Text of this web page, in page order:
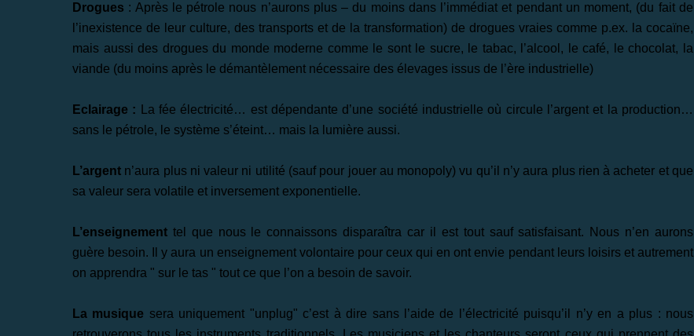
Drogues : Après le pétrole nous n’aurons plus – du moins dans l’immédiat et pendant un moment, (du fait de
l’inexistence de leur culture, des transports et de la transformation) de drogues vraies comme p.ex. la cocaïne,
mais aussi des drogues du monde moderne comme le sont le sucre, le tabac, l’alcool, le café, le chocolat, la
viande (du moins après le démantèlement nécessaire des élevages issus de l’ère industrielle)
Eclairage : La fée électricité… est dépendante d’une société industrielle où circule l’argent et la production…
sans le pétrole, le système s’éteint… mais la lumière aussi.
L’argent n’aura plus ni valeur ni utilité (sauf pour jouer au monopoly) vu qu’il n’y aura plus rien à acheter et que
sa valeur sera volatile et inversement exponentielle.
L’enseignement tel que nous le connaissons disparaîtra car il est tout sauf satisfaisant. Nous n’en aurons
guère besoin. Il y aura un enseignement volontaire pour ceux qui en ont envie pendant leurs loisirs et autrement
on apprendra " sur le tas " tout ce que l’on a besoin de savoir.
La musique sera uniquement "unplug" c’est à dire sans l’aide de l’électricité puisqu’il n’y en a plus : nous